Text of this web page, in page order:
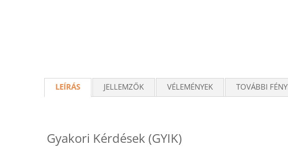
LEÍRÁS JELLEMZŐK VÉLEMÉNYEK TOVÁBBI
Gyakori Kérdések (GYIK)